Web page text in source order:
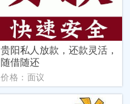
贵阳私人放款，还款灵活，
随借随还
价格：面议